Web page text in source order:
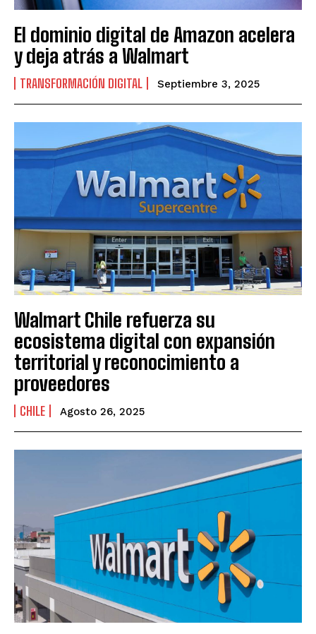
El dominio digital de Amazon acelera
y deja atrás a Walmart
TRANSFORMACIÓN DIGITAL Septiembre 3, 2025
Walmart Chile refuerza su
ecosistema digital con expansión
territorial y reconocimiento a
proveedores
CHILE Agosto 26, 2025